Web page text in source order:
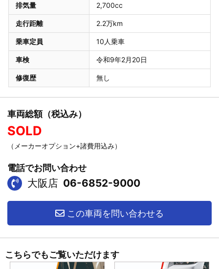
排気量 2,700cc
走行距離 2.2万km
乗車定員 10人乗車
車検 令和9年2月20日
修復歴 無し
車両総額（税込み）
SOLD
（メーカーオプション+諸費用込み）
電話でお問い合わせ
大阪店 06-6852-9000
この車両を問い合わせる
こちらでもご覧いただけます